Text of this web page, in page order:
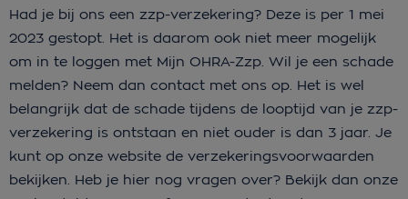
Had je bij ons een zzp-verzekering? Deze is per 1 mei
2023 gestopt. Het is daarom ook niet meer mogelijk
om in te loggen met Mijn OHRA-Zzp. Wil je een schade
melden? Neem dan contact met ons op. Het is wel
belangrijk dat de schade tijdens de looptijd van je zzp-
verzekering is ontstaan en niet ouder is dan 3 jaar. Je
kunt op onze website de verzekeringsvoorwaarden
bekijken. Heb je hier nog vragen over? Bekijk dan onze